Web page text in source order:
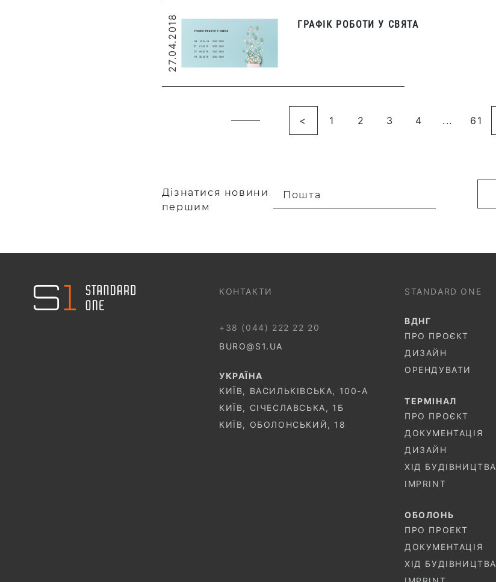
27.04.2018 ГРАФІК РОБОТИ У СВЯТА
< 1 2 3 4 ... 61
Дізнатися новини
першим
Пошта
044 499 22 25 КОНТАКТИ
+38 (044) 222 22 20
BURO@S1.UA
УКРАЇНА
КИЇВ, ВАСИЛЬКІВСЬКА, 100-A
КИЇВ, СІЧЕСЛАВСЬКА, 1Б
КИЇВ, ОБОЛОНСЬКИЙ, 18
STANDARD ONE
ВДНГ
ПРО ПРОЄКТ
ДИЗАЙН
ОРЕНДУВАТИ
ТЕРМIНАЛ
ПРО ПРОЄКТ
ДОКУМЕНТАЦІЯ
ДИЗАЙН
ХІД БУДІВНИЦТВА
IMPRINT
ОБОЛОНЬ
ПРО ПРОЕКТ
ДОКУМЕНТАЦІЯ
ХІД БУДІВНИЦТВА